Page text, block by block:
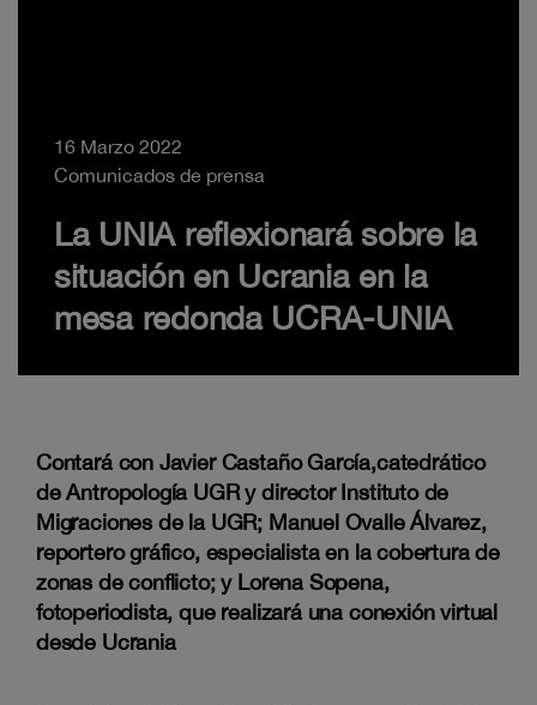
16 Marzo 2022
Comunicados de prensa
La UNIA reflexionará sobre la
situación en Ucrania en la
mesa redonda UCRA-UNIA
Contará con Javier Castaño García,catedrático
de Antropología UGR y director Instituto de
Migraciones de la UGR; Manuel Ovalle Álvarez,
reportero gráfico, especialista en la cobertura de
zonas de conflicto; y Lorena Sopena,
fotoperiodista, que realizará una conexión virtual
desde Ucrania